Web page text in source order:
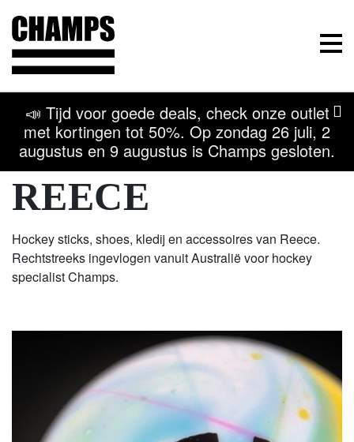
Champs Sport
Menu
📣 Tijd voor goede deals, check onze outlet
met kortingen tot 50%. Op zondag 26 juli, 2
augustus en 9 augustus is Champs gesloten.
Terug naar overzicht Kom naar onze winkel
REECE
Hockey sticks, shoes, kledij en accessoires van Reece.
Rechtstreeks ingevlogen vanuit Australië voor hockey
specialist Champs.